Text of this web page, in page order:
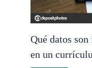
Qué datos
en un